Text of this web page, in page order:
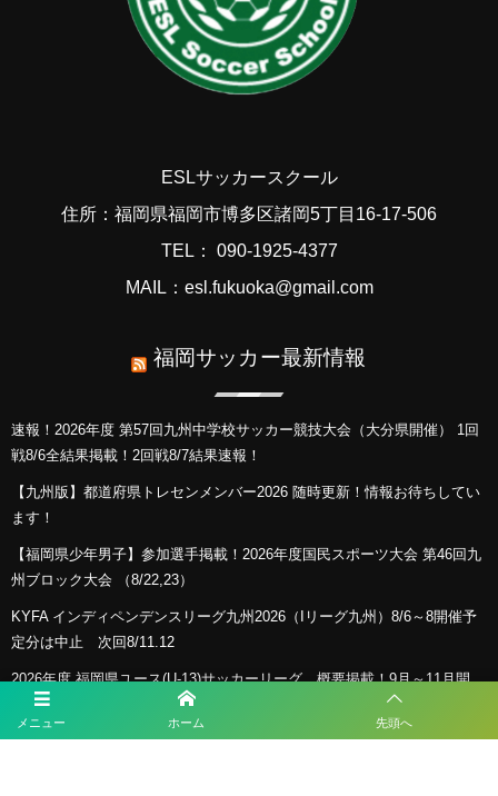
メニュー ホーム 先頭へ
ESLサッカースクール
住所：福岡県福岡市博多区諸岡5丁目16-17-506
TEL： 090-1925-4377
MAIL：esl.fukuoka@gmail.com
福岡サッカー最新情報
速報！2026年度 第57回九州中学校サッカー競技大会（大分県開催） 1回
戦8/6全結果掲載！2回戦8/7結果速報！
【九州版】都道府県トレセンメンバー2026 随時更新！情報お待ちしてい
ます！
【福岡県少年男子】参加選手掲載！2026年度国民スポーツ大会 第46回九
州ブロック大会 （8/22,23）
KYFA インディペンデンスリーグ九州2026（Iリーグ九州）8/6～8開催予
定分は中止 次回8/11.12
2026年度 福岡県ユース(U-13)サッカーリーグ 概要掲載！9月～11月開
催！組み合わせ募集！